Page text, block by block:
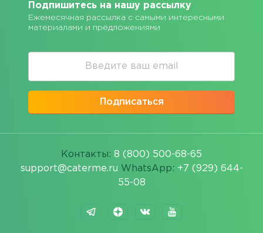
Подпишитесь на нашу рассылку
Ежемесячная рассылка с самыми интересными
материалами и предложениями
Подписаться
Контакты: 8 (800) 500-68-65
support@caterme.ru WhatsApp: +7 (929) 644-
55-08